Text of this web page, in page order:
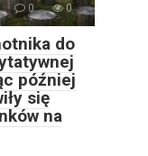
0 0
do
później
się
na